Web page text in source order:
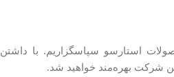
استارسو سپاسگزاریم. با داشتن
شرکت بهره‌مند خواهید شد.